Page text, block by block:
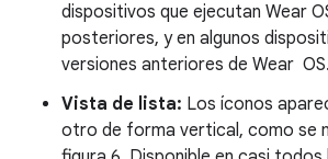
dispositivos que ejecutan Wear
posteriores, y en algunos
versiones anteriores de Wear OS.
Vista de lista: Los íconos
otro de forma vertical, como se